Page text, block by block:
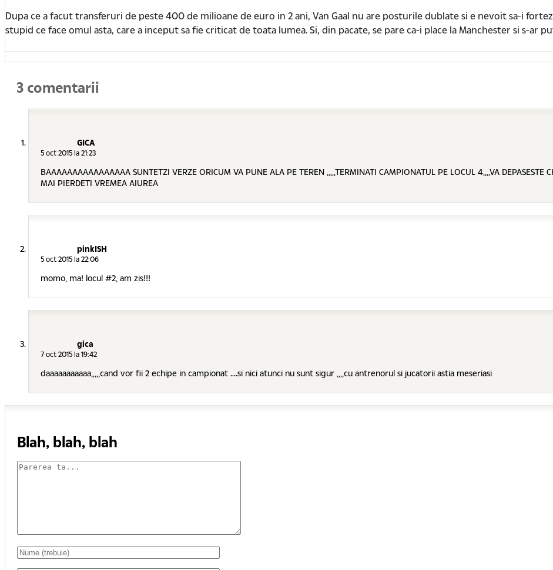
Dupa ce a facut transferuri de peste 400 de milioane de euro in 2 ani, Van Gaal nu are posturile dublate si e nevoit sa-i
stupid ce face omul asta, care a inceput sa fie criticat de toata lumea. Si, din pacate, se pare ca-i place la Manchester si s-ar
3 comentarii
GICA
5 oct 2015 la 21:23
BAAAAAAAAAAAAAAAA SUNTETZI VERZE ORICUM VA PUNE ALA PE TEREN ,,,,,TERMINATI CAMPIONATUL PE LOCUL 4,,,,VA DEPASESTE
MAI PIERDETI VREMEA AIUREA
pinkISH
5 oct 2015 la 22:06
momo, ma! locul #2, am zis!!!
gica
7 oct 2015 la 19:42
daaaaaaaaaaa,,,,,cand vor fii 2 echipe in campionat ....si nici atunci nu sunt sigur ,,,,cu antrenorul si jucatorii astia meseriasi
Blah, blah, blah